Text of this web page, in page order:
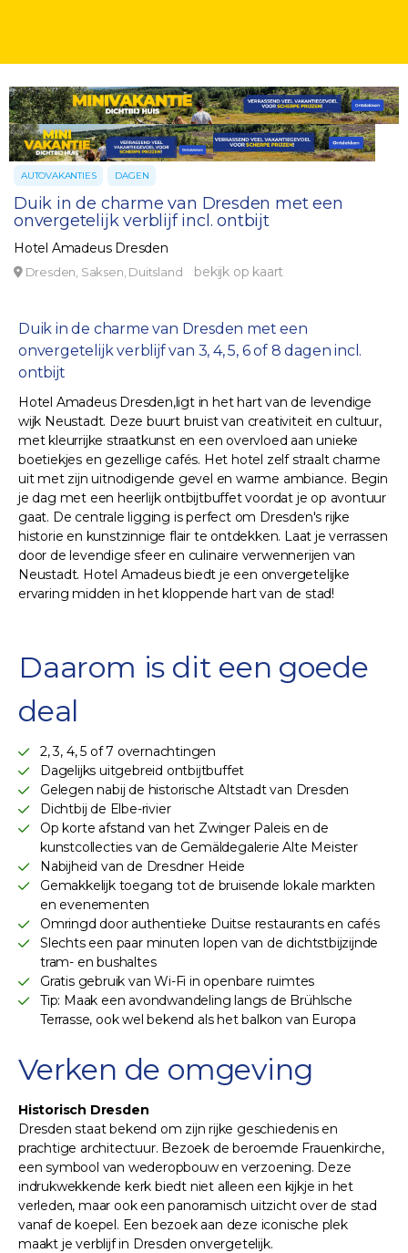
AUTOVAKANTIES DAGEN
Duik in de charme van Dresden met een
onvergetelijk verblijf incl. ontbijt
Hotel Amadeus Dresden
Dresden, Saksen, Duitsland bekijk op kaart
Duik in de charme van Dresden met een
onvergetelijk verblijf van 3, 4, 5, 6 of 8 dagen incl.
ontbijt
Hotel Amadeus Dresden,ligt in het hart van de levendige
wijk Neustadt. Deze buurt bruist van creativiteit en cultuur,
met kleurrijke straatkunst en een overvloed aan unieke
boetiekjes en gezellige cafés. Het hotel zelf straalt charme
uit met zijn uitnodigende gevel en warme ambiance. Begin
je dag met een heerlijk ontbijtbuffet voordat je op avontuur
gaat. De centrale ligging is perfect om Dresden's rijke
historie en kunstzinnige flair te ontdekken. Laat je verrassen
door de levendige sfeer en culinaire verwennerijen van
Neustadt. Hotel Amadeus biedt je een onvergetelijke
ervaring midden in het kloppende hart van de stad!
Daarom is dit een goede
deal
2, 3, 4, 5 of 7 overnachtingen
Dagelijks uitgebreid ontbijtbuffet
Gelegen nabij de historische Altstadt van Dresden
Dichtbij de Elbe-rivier
Op korte afstand van het Zwinger Paleis en de
kunstcollecties van de Gemäldegalerie Alte Meister
Nabijheid van de Dresdner Heide
Gemakkelijk toegang tot de bruisende lokale markten
en evenementen
Omringd door authentieke Duitse restaurants en cafés
Slechts een paar minuten lopen van de dichtstbijzijnde
tram- en bushaltes
Gratis gebruik van Wi-Fi in openbare ruimtes
Tip: Maak een avondwandeling langs de Brühlsche
Terrasse, ook wel bekend als het balkon van Europa
Verken de omgeving
Historisch Dresden
Dresden staat bekend om zijn rijke geschiedenis en
prachtige architectuur. Bezoek de beroemde Frauenkirche,
een symbool van wederopbouw en verzoening. Deze
indrukwekkende kerk biedt niet alleen een kijkje in het
verleden, maar ook een panoramisch uitzicht over de stad
vanaf de koepel. Een bezoek aan deze iconische plek
maakt je verblijf in Dresden onvergetelijk.